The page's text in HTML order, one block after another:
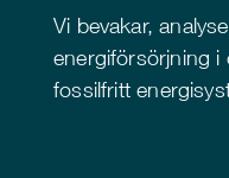
Vi bevakar,
energiförsörjning i
fossilfritt